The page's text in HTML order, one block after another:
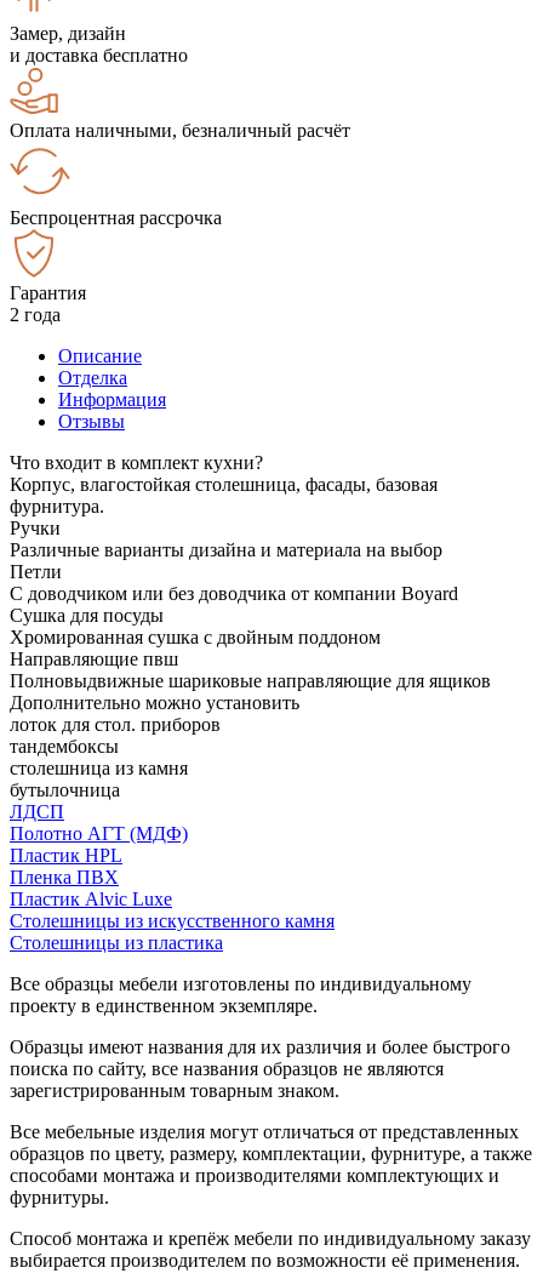
Замер, дизайн
и доставка бесплатно
Оплата наличными, безналичный расчёт
Беспроцентная рассрочка
Гарантия
2 года
Описание
Отделка
Информация
Отзывы
Что входит в комплект кухни?
Корпус, влагостойкая столешница, фасады, базовая
фурнитура.
Ручки
Различные варианты дизайна и материала на выбор
Петли
С доводчиком или без доводчика от компании Boyard
Сушка для посуды
Хромированная сушка с двойным поддоном
Направляющие пвш
Полновыдвижные шариковые направляющие для ящиков
Дополнительно можно установить
лоток для стол. приборов
тандембоксы
столешница из камня
бутылочница
ЛДСП
Полотно АГТ (МДФ)
Пластик HPL
Пленка ПВХ
Пластик Alvic Luxe
Столешницы из искусственного камня
Столешницы из пластика
Все образцы мебели изготовлены по индивидуальному
проекту в единственном экземпляре.
Образцы имеют названия для их различия и более быстрого
поиска по сайту, все названия образцов не являются
зарегистрированным товарным знаком.
Все мебельные изделия могут отличаться от представленных
образцов по цвету, размеру, комплектации, фурнитуре, а также
способами монтажа и производителями комплектующих и
фурнитуры.
Способ монтажа и крепёж мебели по индивидуальному заказу
выбирается производителем по возможности её применения.